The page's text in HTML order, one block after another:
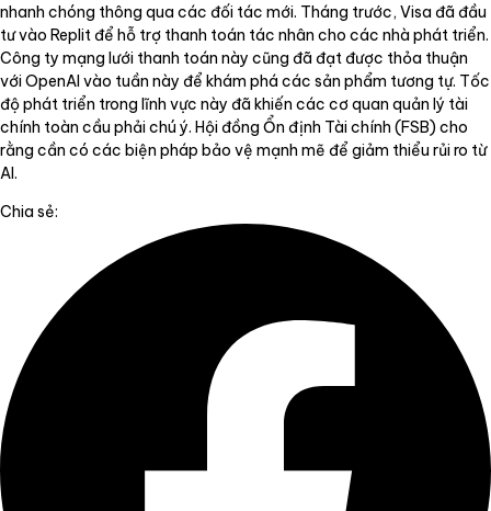
nhanh chóng thông qua các đối tác mới. Tháng trước, Visa đã đầu
tư vào Replit để hỗ trợ thanh toán tác nhân cho các nhà phát triển.
Công ty mạng lưới thanh toán này cũng đã đạt được thỏa thuận
với OpenAI vào tuần này để khám phá các sản phẩm tương tự. Tốc
độ phát triển trong lĩnh vực này đã khiến các cơ quan quản lý tài
chính toàn cầu phải chú ý. Hội đồng Ổn định Tài chính (FSB) cho
rằng cần có các biện pháp bảo vệ mạnh mẽ để giảm thiểu rủi ro từ
AI.
Chia sẻ: